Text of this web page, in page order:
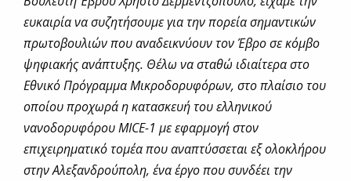
ευκαιρία να συζητήσουμε για την πορεία σημαντικών
πρωτοβουλιών που αναδεικνύουν τον Έβρο σε κόμβο
ψηφιακής ανάπτυξης. Θέλω να σταθώ ιδιαίτερα στο
Εθνικό Πρόγραμμα Μικροδορυφόρων, στο πλαίσιο του
οποίου προχωρά η κατασκευή του ελληνικού
νανοδορυφόρου MICE-1 με εφαρμογή στον
επιχειρηματικό τομέα που αναπτύσσεται εξ ολοκλήρου
στην Αλεξανδρούπολη, ένα έργο που συνδέει την